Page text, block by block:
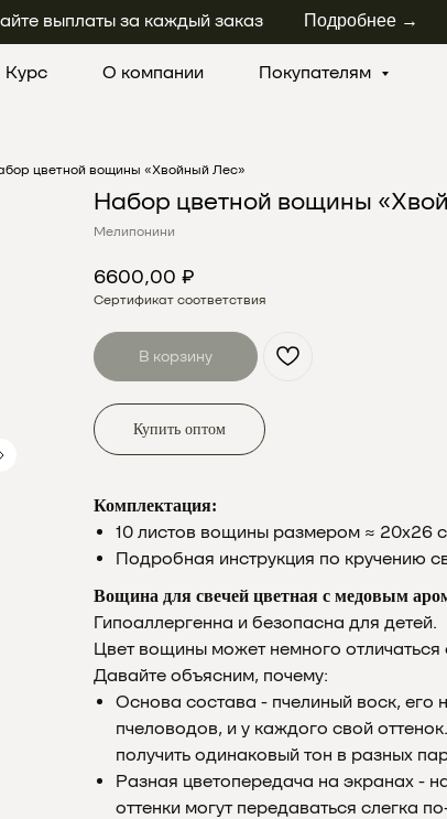
выплаты за каждый заказ Подробнее →
Курс О компании
Покупателям
цветной вощины «Хвойный Лес»
Набор цветной вощины
Мелипонини
6600,00 ₽
Сертификат соответствия
В корзину
Купить оптом
Комплектация:
10 листов вощины размером ≈ 20х26
Подробная инструкция по кручению
Вощина для свечей цветная с медовым
Гипоаллергенна и безопасна для детей.
Цвет вощины может немного отличаться
Давайте объясним, почему:
Основа состава - пчелиный воск, его
пчеловодов, и у каждого свой
получить одинаковый тон в разных
Разная цветопередача на экранах -
оттенки могут передаваться слегка